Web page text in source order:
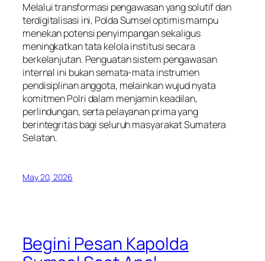
Melalui transformasi pengawasan yang solutif dan
terdigitalisasi ini, Polda Sumsel optimis mampu
menekan potensi penyimpangan sekaligus
meningkatkan tata kelola institusi secara
berkelanjutan. Penguatan sistem pengawasan
internal ini bukan semata-mata instrumen
pendisiplinan anggota, melainkan wujud nyata
komitmen Polri dalam menjamin keadilan,
perlindungan, serta pelayanan prima yang
berintegritas bagi seluruh masyarakat Sumatera
Selatan.
May 20, 2026
Begini Pesan Kapolda